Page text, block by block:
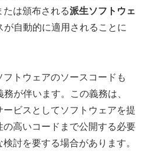
たは頒布される派生ソフトウェ
自動的に適用されることに
トウェアのソースコードも
が伴います。この義務は、
ビスとしてソフトウェアを提
高いコードまで公開する必要
討を要する場合があります。